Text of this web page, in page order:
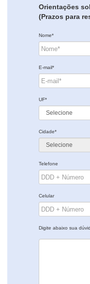
Orientações
(Prazos para
Nome*
E-mail*
UF*
Cidade*
Telefone
Celular
Digite abaixo sua